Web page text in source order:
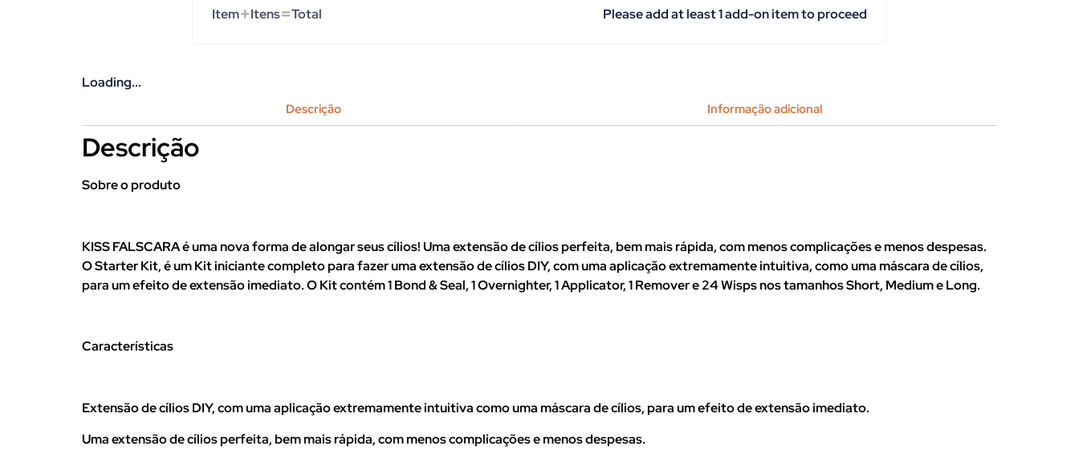
Item+Itens=Total Please add at least 1 add-on item to proceed
Loading...
Descrição Informação adicional
Descrição
Sobre o produto
KISS FALSCARA é uma nova forma de alongar seus cílios! Uma extensão de cílios perfeita, bem mais rápida, com menos complicações e menos despesas.
O Starter Kit, é um Kit iniciante completo para fazer uma extensão de cílios DIY, com uma aplicação extremamente intuitiva, como uma máscara de cílios,
para um efeito de extensão imediato. O Kit contém 1 Bond & Seal, 1 Overnighter, 1 Applicator, 1 Remover e 24 Wisps nos tamanhos Short, Medium e Long.
Características
Extensão de cílios DIY, com uma aplicação extremamente intuitiva como uma máscara de cílios, para um efeito de extensão imediato.
Uma extensão de cílios perfeita, bem mais rápida, com menos complicações e menos despesas.